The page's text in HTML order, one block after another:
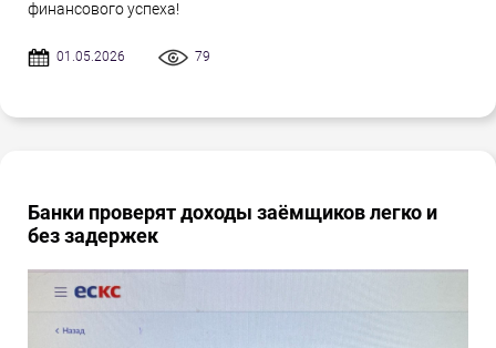
финансового успеха!
01.05.2026 79
Банки проверят доходы заёмщиков легко и
без задержек